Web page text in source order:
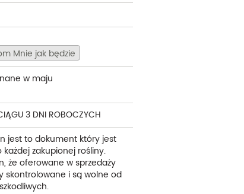
Mnie jak będzie
w maju
3 DNI ROBOCZYCH
jest to dokument który jest
każdej zakupionej rośliny.
że oferowane w sprzedaży
skontrolowane i są wolne od